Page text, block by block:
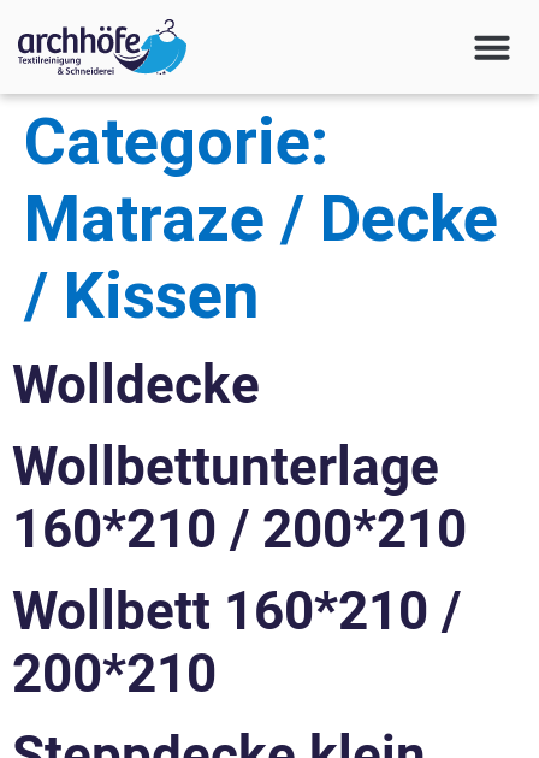
Categorie:
Matraze / Decke
/ Kissen
Wolldecke
Wollbettunterlage
160*210 / 200*210
Wollbett 160*210 /
200*210